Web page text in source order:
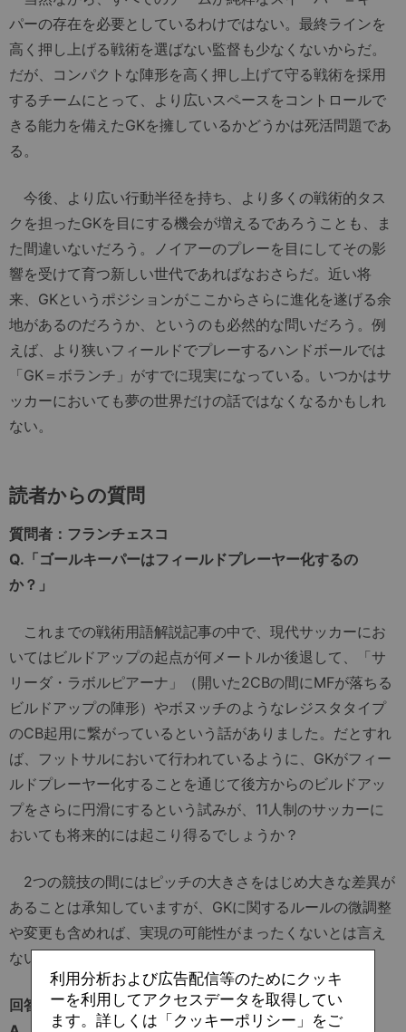
パーの存在を必要としているわけではない。最終ラインを
高く押し上げる戦術を選ばない監督も少なくないからだ。
だが、コンパクトな陣形を高く押し上げて守る戦術を採用
するチームにとって、より広いスペースをコントロールで
きる能力を備えたGKを擁しているかどうかは死活問題であ
る。
今後、より広い行動半径を持ち、より多くの戦術的タス
クを担ったGKを目にする機会が増えるであろうことも、ま
た間違いないだろう。ノイアーのプレーを目にしてその影
響を受けて育つ新しい世代であればなおさらだ。近い将
来、GKというポジションがここからさらに進化を遂げる余
地があるのだろうか、というのも必然的な問いだろう。例
えば、より狭いフィールドでプレーするハンドボールでは
「GK＝ボランチ」がすでに現実になっている。いつかはサ
ッカーにおいても夢の世界だけの話ではなくなるかもしれ
ない。
読者からの質問
質問者：フランチェスコ
Q.「ゴールキーパーはフィールドプレーヤー化するの
か？」
これまでの戦術用語解説記事の中で、現代サッカーにお
いてはビルドアップの起点が何メートルか後退して、「サ
リーダ・ラボルピアーナ」（開いた2CBの間にMFが落ちる
ビルドアップの陣形）やボヌッチのようなレジスタタイプ
のCB起用に繋がっているという話がありました。だとすれ
ば、フットサルにおいて行われているように、GKがフィー
ルドプレーヤー化することを通じて後方からのビルドアッ
プをさらに円滑にするという試みが、11人制のサッカーに
おいても将来的には起こり得るでしょうか？
2つの競技の間にはピッチの大きさをはじめ大きな差異が
あることは承知していますが、GKに関するルールの微調整
や変更も含めれば、実現の可能性がまったくないとは言え
ないような気がするのですが。
回答者：フラビオ・フージ
利用分析および広告配信等のためにクッキ
ーを利用してアクセスデータを取得してい
ます。詳しくは「クッキーポリシー」をご